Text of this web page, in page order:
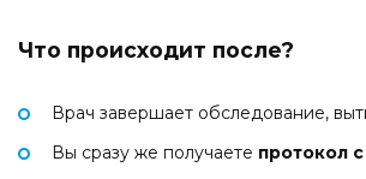
Что происходит после?
Врач завершает обследование,
Вы сразу же получаете протокол